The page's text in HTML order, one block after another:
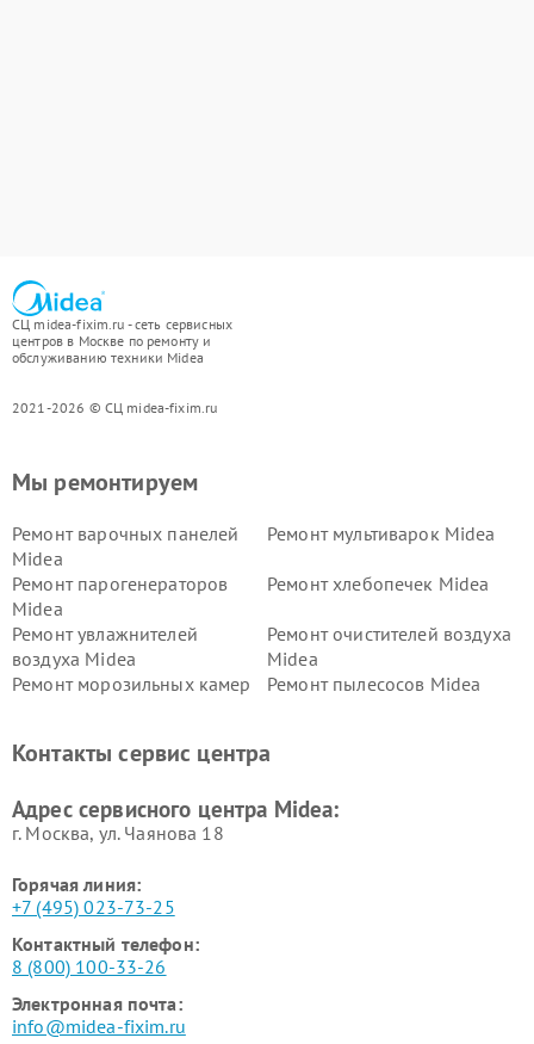
СЦ midea-fixim.ru - сеть сервисных
центров в Москве по ремонту и
обслуживанию техники Midea
2021-2026 © СЦ midea-fixim.ru
Мы ремонтируем
Ремонт варочных панелей
Midea
Ремонт мультиварок Midea
Ремонт парогенераторов
Midea
Ремонт хлебопечек Midea
Ремонт увлажнителей
воздуха Midea
Ремонт очистителей воздуха
Midea
Ремонт морозильных камер
Ремонт пылесосов Midea
пылесосов Midea
Midea
Контакты сервис центра
Адрес сервисного центра Midea:
г. Москва, ул. Чаянова 18
Горячая линия:
+7 (495) 023-73-25
Контактный телефон:
8 (800) 100-33-26
Электронная почта:
info@midea-fixim.ru